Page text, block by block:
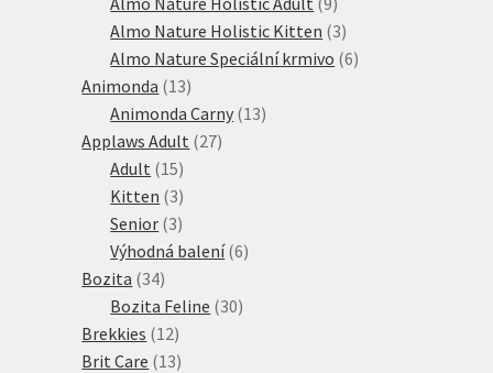
produktů
Almo Nature Holistic Kitten 33
produkty
Almo Nature Speciální krmivo 66
Animonda 1313
produktů
Animonda Carny 1313
Applaws Adult 2727
Adult 1515
produktů
Kitten 33
produkty
Senior 33
produkty
Výhodná balení 66
Bozita 3434
produktů
Bozita Feline 3030
Brekkies 1212
produktů
Brit Care 1313